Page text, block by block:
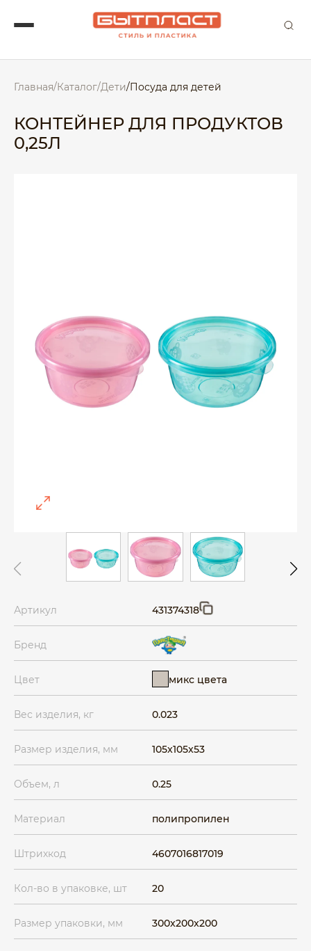
Главная/Каталог/Дети/Посуда для детей
КОНТЕЙНЕР ДЛЯ ПРОДУКТОВ
0,25Л
Артикул 431374318
Бренд
Цвет микс цвета
Вес изделия, кг 0.023
Размер изделия, мм 105x105x53
Объем, л 0.25
Материал полипропилен
Штрихкод 4607016817019
Кол-во в упаковке, шт 20
Размер упаковки, мм 300x200x200